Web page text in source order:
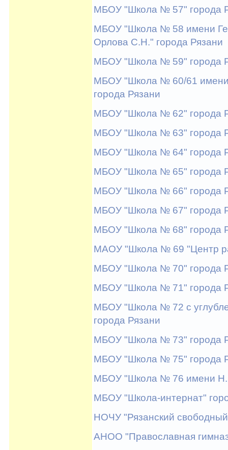
МБОУ "Школа № 57" города
МБОУ "Школа № 58 имени
Орлова С.Н." города Рязани
МБОУ "Школа № 59" города
МБОУ "Школа № 60/61 имени
города Рязани
МБОУ "Школа № 62" города
МБОУ "Школа № 63" города
МБОУ "Школа № 64" города
МБОУ "Школа № 65" города
МБОУ "Школа № 66" города
МБОУ "Школа № 67" города
МБОУ "Школа № 68" города
МАОУ "Школа № 69 "Центр
МБОУ "Школа № 70" города
МБОУ "Школа № 71" города
МБОУ "Школа № 72 с
города Рязани
МБОУ "Школа № 73" города
МБОУ "Школа № 75" города
МБОУ "Школа № 76 имени
МБОУ "Школа-интернат"
НОЧУ "Рязанский
АНОО "Православная